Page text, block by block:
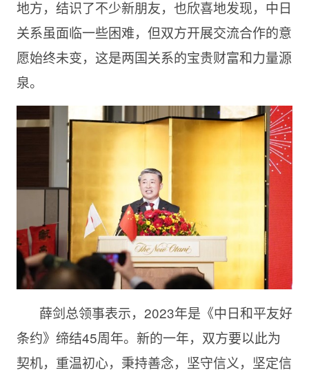
地方，结识了不少新朋友，也欣喜地发现，中日
关系虽面临一些困难，但双方开展交流合作的意
愿始终未变，这是两国关系的宝贵财富和力量源
泉。
薛剑总领事表示，2023年是《中日和平友好
条约》缔结45周年。新的一年，双方要以此为
契机，重温初心，秉持善念，坚守信义，坚定信